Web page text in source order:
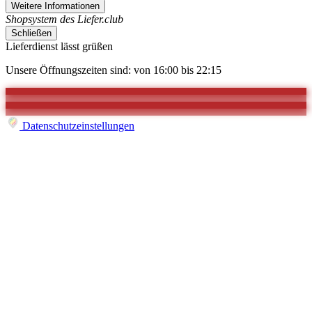
Weitere Informationen
Shopsystem des Liefer.club
Schließen
Lieferdienst lässt grüßen
Unsere Öffnungszeiten sind: von 16:00 bis 22:15
Datenschutzeinstellungen